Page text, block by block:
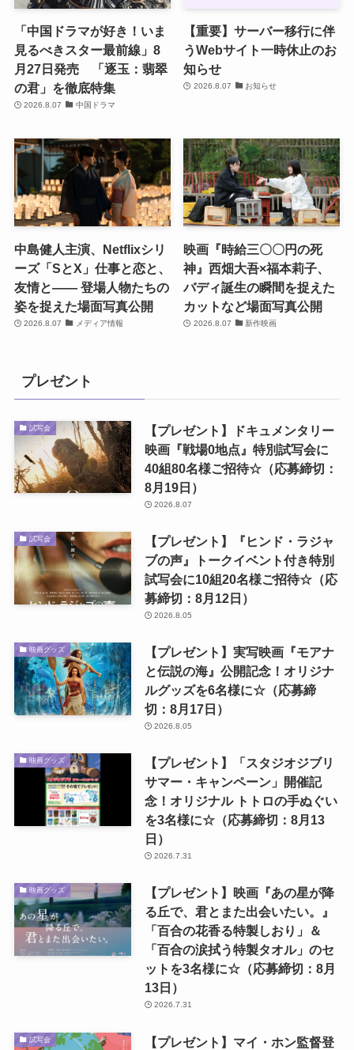
「中国ドラマが好き！いま
見るべきスター最前線」8
月27日発売 「逐玉：翡翠
の君」を徹底特集
2026.8.07 中国ドラマ
【重要】サーバー移行に伴
うWebサイト一時休止のお
知らせ
2026.8.07 お知らせ
中島健人主演、Netflixシリ
ーズ「SとX」仕事と恋と、
友情と―― 登場人物たちの
姿を捉えた場面写真公開
2026.8.07 メディア情報
映画『時給三〇〇円の死
神』西畑大吾×福本莉子、
バディ誕生の瞬間を捉えた
カットなど場面写真公開
2026.8.07 新作映画
プレゼント
試写会
【プレゼント】ドキュメンタリー
映画『戦場0地点』特別試写会に
40組80名様ご招待☆（応募締切：
8月19日）
2026.8.07
試写会
【プレゼント】『ヒンド・ラジャ
ブの声』トークイベント付き特別
試写会に10組20名様ご招待☆（応
募締切：8月12日）
2026.8.05
映画グッズ
【プレゼント】実写映画『モアナ
と伝説の海』公開記念！オリジナ
ルグッズを6名様に☆（応募締
切：8月17日）
2026.8.05
映画グッズ
【プレゼント】「スタジオジブリ
サマー・キャンペーン」開催記
念！オリジナル トトロの手ぬぐい
を3名様に☆（応募締切：8月13
日）
2026.7.31
映画グッズ
【プレゼント】映画『あの星が降
る丘で、君とまた出会いたい。』
「百合の花香る特製しおり」＆
「百合の涙拭う特製タオル」のセ
ットを3名様に☆（応募締切：8月
13日）
2026.7.31
試写会
【プレゼント】マイ・ホン監督登